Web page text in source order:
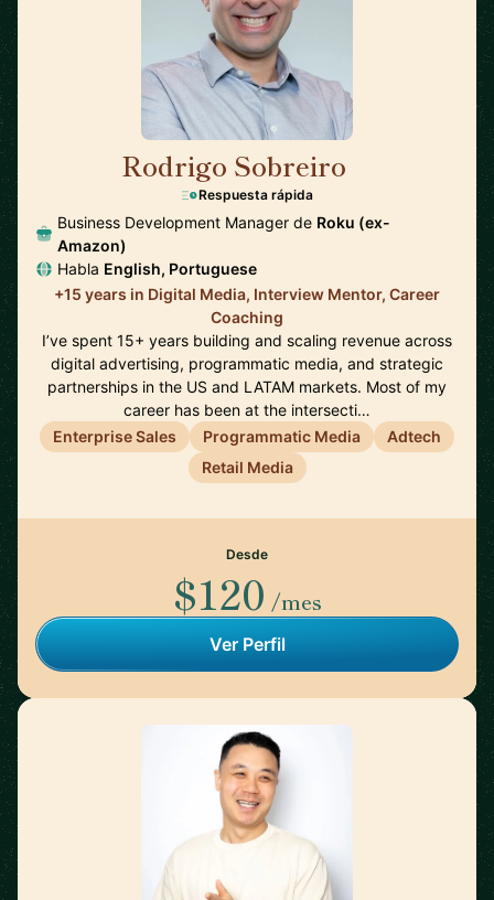
Rodrigo Sobreiro
Respuesta rápida
Business Development Manager de Roku (ex-
Amazon)
Habla English, Portuguese
+15 years in Digital Media, Interview Mentor, Career
Coaching
I’ve spent 15+ years building and scaling revenue across
digital advertising, programmatic media, and strategic
partnerships in the US and LATAM markets. Most of my
career has been at the intersecti…
Enterprise Sales
Programmatic Media
Adtech
Retail Media
Desde
$120 /mes
Ver Perfil